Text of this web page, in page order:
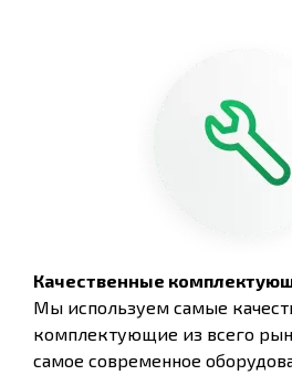
Качественные
Мы используем самые
комплектующие из всего
самое современное